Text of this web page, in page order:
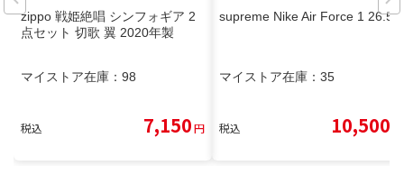
zippo 戦姫絶唱 シンフォギア 2
点セット 切歌 翼 2020年製
マイストア在庫： 98
税込 7,150円
supreme Nike Air Force 1 26.5
マイストア在庫： 35
税込 10,500